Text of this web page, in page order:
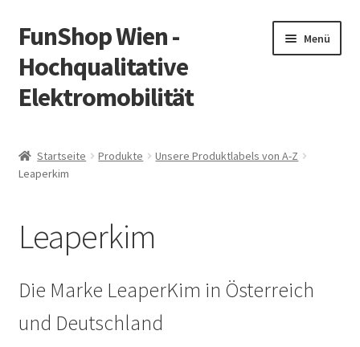
Zur
Navigation
springen
Zum
Inhalt
springen
FunShop Wien -
Hochqualitative
Elektromobilität
Menü
Informationen zur Rechtslage in Österreich
Über FunShop
Startseite Produkte
Unsere Produktlabels von A-Z
Leaperkim
Leaperkim
Die Marke LeaperKim in Österreich
und Deutschland